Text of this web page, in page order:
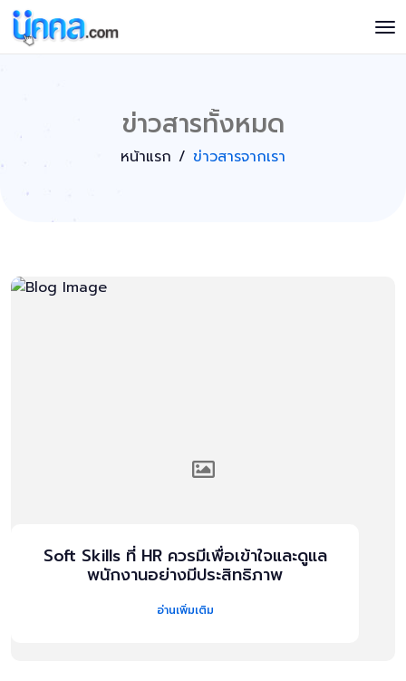
ข่าวสารทั้งหมด
หน้าแรก ข่าวสารจากเรา
Soft Skills ที่ HR ควรมีเพื่อเข้าใจและดูแล
พนักงานอย่างมีประสิทธิภาพ
อ่านเพิ่มเติม